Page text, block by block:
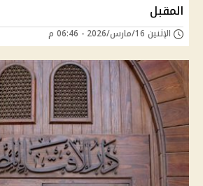
المقبل
الإثنين 16/مارس/2026 - 06:46 م